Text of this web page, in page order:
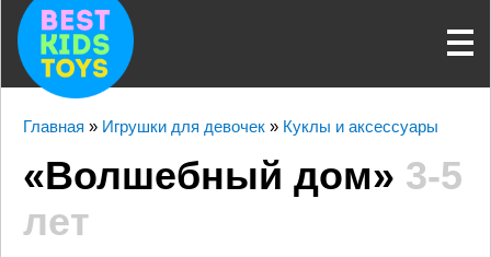
Главная » Игрушки для девочек » Куклы и аксессуары
«Волшебный дом» 3-5
лет